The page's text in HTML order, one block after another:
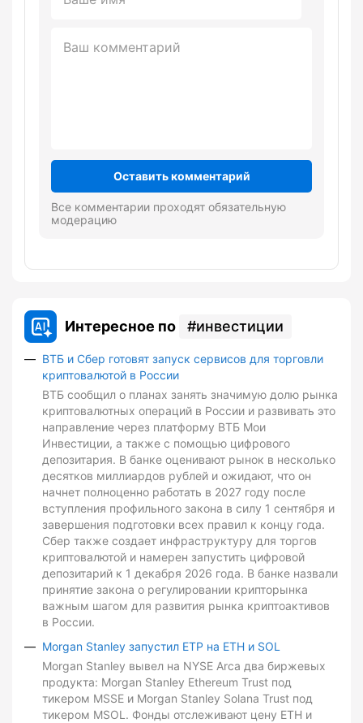
Оставить комментарий
Все комментарии проходят обязательную
модерацию
Интересное по инвестиции
ВТБ и Сбер готовят запуск сервисов для торговли
криптовалютой в России
ВТБ сообщил о планах занять значимую долю рынка
криптовалютных операций в России и развивать это
направление через платформу ВТБ Мои
Инвестиции, а также с помощью цифрового
депозитария. В банке оценивают рынок в несколько
десятков миллиардов рублей и ожидают, что он
начнет полноценно работать в 2027 году после
вступления профильного закона в силу 1 сентября и
завершения подготовки всех правил к концу года.
Сбер также создает инфраструктуру для торгов
криптовалютой и намерен запустить цифровой
депозитарий к 1 декабря 2026 года. В банке назвали
принятие закона о регулировании крипторынка
важным шагом для развития рынка криптоактивов
в России.
Morgan Stanley запустил ETP на ETH и SOL
Morgan Stanley вывел на NYSE Arca два биржевых
продукта: Morgan Stanley Ethereum Trust под
тикером MSSE и Morgan Stanley Solana Trust под
тикером MSOL. Фонды отслеживают цену ETH и